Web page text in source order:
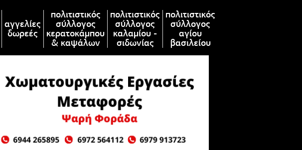
αγγελίες
δωρεές
πολιτιστικός
σύλλογος
κερατοκάμπου
& καψάλων
πολιτιστικός
σύλλογος
καλαμίου -
σιδωνίας
πολιτιστικός
σύλλογος
αγίου
βασιλείου